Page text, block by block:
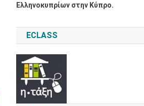
Ελληνοκυπρίων στην Κύπρο.
ECLASS